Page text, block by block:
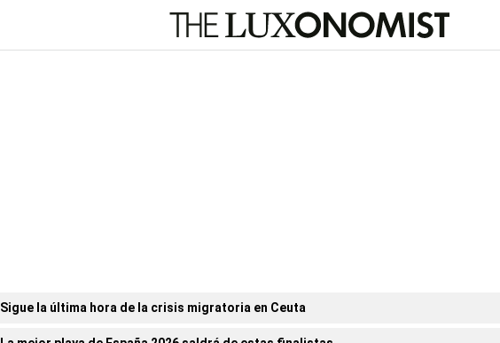
Sigue la última hora de la crisis migratoria en Ceuta